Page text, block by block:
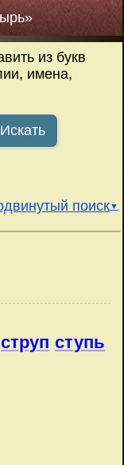
из букв
имена,
струп ступь
Искать
поиск▼